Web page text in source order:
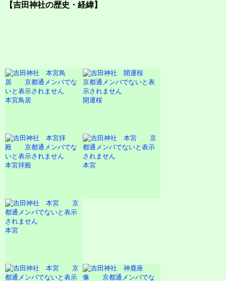
【吉田神社の歴史・経緯】
本宮鳥居 開運桜
本宮拝殿 本宮
本宮